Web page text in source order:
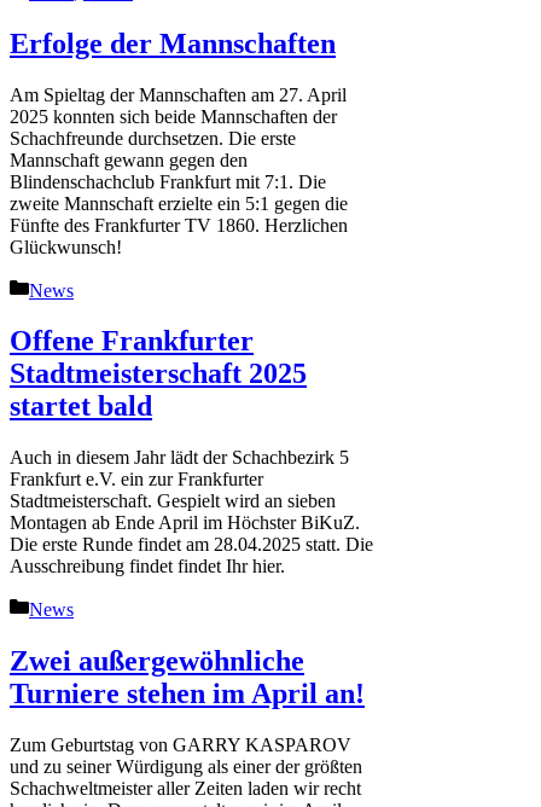
Erfolge der Mannschaften
Am Spieltag der Mannschaften am 27. April
2025 konnten sich beide Mannschaften der
Schachfreunde durchsetzen. Die erste
Mannschaft gewann gegen den
Blindenschachclub Frankfurt mit 7:1. Die
zweite Mannschaft erzielte ein 5:1 gegen die
Fünfte des Frankfurter TV 1860. Herzlichen
Glückwunsch!
Kategorien
News
Offene Frankfurter
Stadtmeisterschaft 2025
startet bald
Auch in diesem Jahr lädt der Schachbezirk 5
Frankfurt e.V. ein zur Frankfurter
Stadtmeisterschaft. Gespielt wird an sieben
Montagen ab Ende April im Höchster BiKuZ.
Die erste Runde findet am 28.04.2025 statt. Die
Ausschreibung findet findet Ihr hier.
Kategorien
News
Zwei außergewöhnliche
Turniere stehen im April an!
Zum Geburtstag von GARRY KASPAROV
und zu seiner Würdigung als einer der größten
Schachweltmeister aller Zeiten laden wir recht